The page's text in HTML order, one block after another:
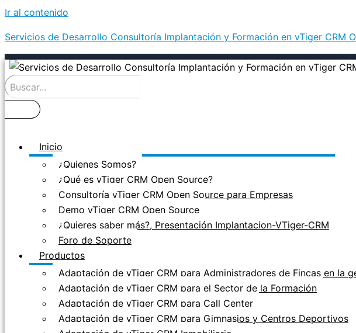
Ir al contenido
Servicios de Desarrollo Consultoría Implantación y Formación en vTiger CRM
Inicio
¿Quienes Somos?
¿Qué es vTiger CRM Open Source?
Consultoría vTiger CRM Open Source para Empresas
Demo vTiger CRM Open Source
¿Quieres saber más?, Presentación Implantacion-VTiger-CRM
Foro de Soporte
Productos
Adaptación de vTiger CRM para Administradores de Fincas en la
Adaptación de vTiger CRM para el Sector de la Formación
Adaptación de vTiger CRM para Call Center
Adaptación de vTiger CRM para Gimnasios y Centros Deportivos